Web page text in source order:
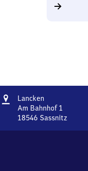
Adresse
Lancken
Am Bahnhof 1
18546 Sassnitz